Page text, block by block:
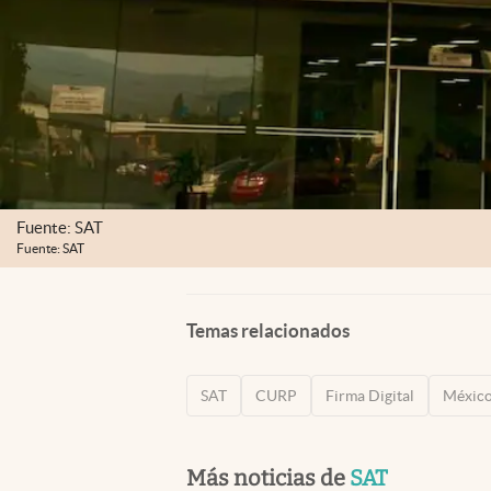
Fuente: SAT
Fuente: SAT
Temas relacionados
SAT CURP Firma Digital
Más noticias de SAT